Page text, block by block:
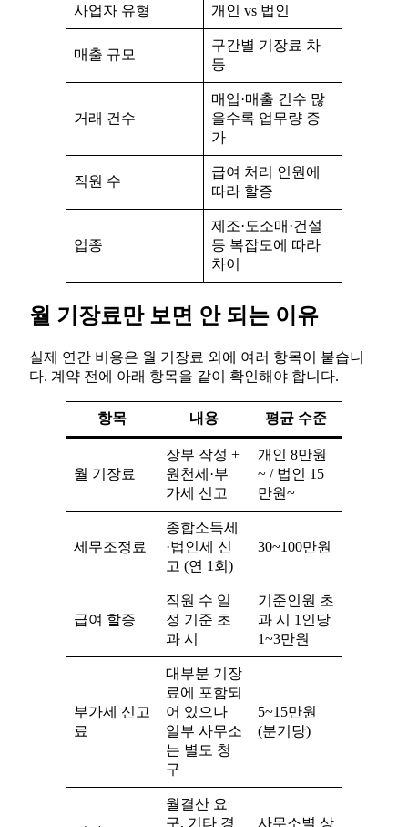
사업자 유형 개인 vs 법인
매출 규모
구간별 기장료 차
등
거래 건수
매입·매출 건수 많
을수록 업무량 증
가
직원 수
급여 처리 인원에
따라 할증
업종
제조·도소매·건설
등 복잡도에 따라
차이
월 기장료만 보면 안 되는 이유
실제 연간 비용은 월 기장료 외에 여러 항목이 붙습니
다. 계약 전에 아래 항목을 같이 확인해야 합니다.
항목 내용 평균 수준
월 기장료
장부 작성 +
원천세·부
가세 신고
개인 8만원
~ / 법인 15
만원~
세무조정료
종합소득세
·법인세 신
고 (연 1회)
30~100만원
급여 할증
직원 수 일
정 기준 초
과 시
기준인원 초
과 시 1인당
1~3만원
부가세 신고
료
대부분 기장
료에 포함되
어 있으나
일부 사무소
는 별도 청
구
5~15만원
(분기당)
월결산 요
구, 기타 경
사무소별 상